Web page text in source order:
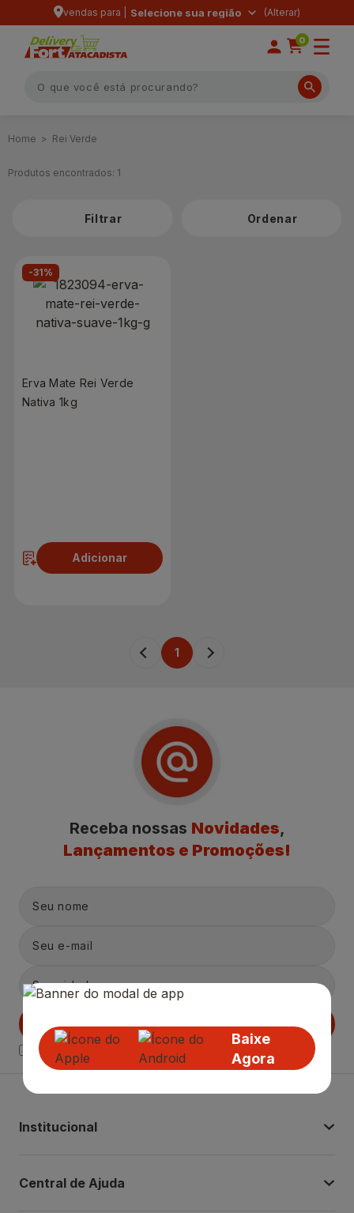
vendas para | Selecione sua região
0
Rei Verde
Produtos encontrados: 1
Filtrar
-31%
Erva Mate Rei Verde
Nativa 1kg
Adicionar
1
Baixe
Agora
Receba nossas Novidades,
Lançamentos e Promoções!
Cadastrar
Declaro estar ciente das
Institucional
Central de Ajuda